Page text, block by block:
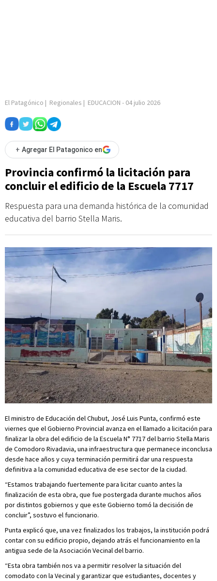
El Patagónico | Regionales | EDUCACION - 04 julio 2026
+ Agregar El Patagonico en
Provincia confirmó la licitación para
concluir el edificio de la Escuela 7717
Respuesta para una demanda histórica de la comunidad
educativa del barrio Stella Maris.
El ministro de Educación del Chubut, José Luis Punta, confirmó este
viernes que el Gobierno Provincial avanza en el llamado a licitación para
finalizar la obra del edificio de la Escuela N° 7717 del barrio Stella Maris
de Comodoro Rivadavia, una infraestructura que permanece inconclusa
desde hace años y cuya terminación permitirá dar una respuesta
definitiva a la comunidad educativa de ese sector de la ciudad.
“Estamos trabajando fuertemente para licitar cuanto antes la
finalización de esta obra, que fue postergada durante muchos años
por distintos gobiernos y que este Gobierno tomó la decisión de
concluir”, sostuvo el funcionario.
Punta explicó que, una vez finalizados los trabajos, la institución podrá
contar con su edificio propio, dejando atrás el funcionamiento en la
antigua sede de la Asociación Vecinal del barrio.
“Esta obra también nos va a permitir resolver la situación del
comodato con la Vecinal y garantizar que estudiantes, docentes y